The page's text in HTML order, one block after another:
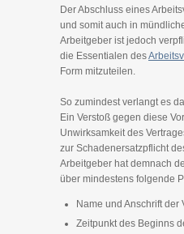
Der Abschluss eines
und somit auch in
Arbeitgeber ist jedoch
die Essentialen des
Form mitzuteilen.
So zumindest verlangt es
Ein Verstoß gegen diese
Unwirksamkeit des
zur Schadenersatzpflicht
Arbeitgeber hat demnach
über mindestens folgende
Name und Anschrift der
Zeitpunkt des Beginns